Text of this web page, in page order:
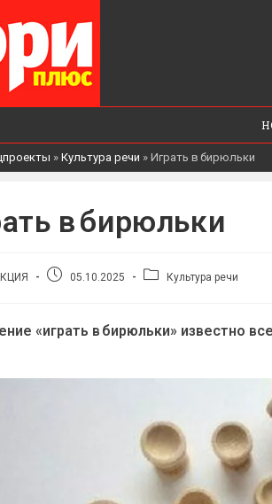
» Культура речи » Играть в бирюльки
в бирюльки
Запись05.10.2025
РубрикаКультура речи
«играть в бирюльки» известно